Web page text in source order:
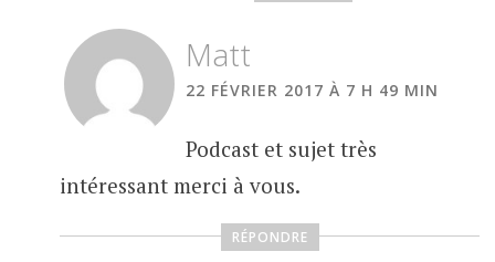
Matt
22 FÉVRIER 2017 À 7 H 49 MIN
Podcast et sujet très
intéressant merci à vous.
RÉPONDRE